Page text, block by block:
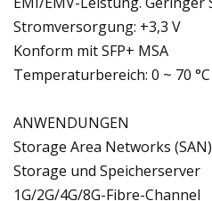
Stromversorgung: +3,3 V
Konform mit SFP+ MSA
Temperaturbereich: 0 ~ 70 °C
ANWENDUNGEN
Storage Area Networks
Storage und Speicherserver
1G/2G/4G/8G-Fibre-Channel